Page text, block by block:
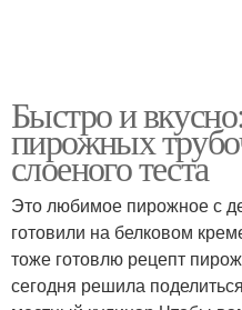
Быстро и
пирожных
слоеного теста
Это любимое пирожное с
готовили на белковом
тоже готовлю рецепт
сегодня решила